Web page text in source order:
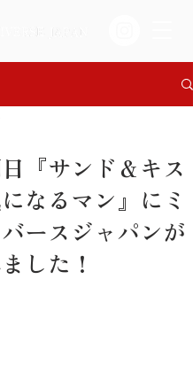
『サンド＆キス
なるマン』にミ
ースジャパンが
した！